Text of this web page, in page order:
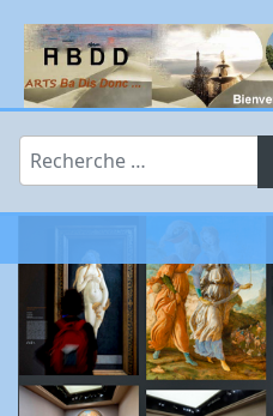
Rechercher